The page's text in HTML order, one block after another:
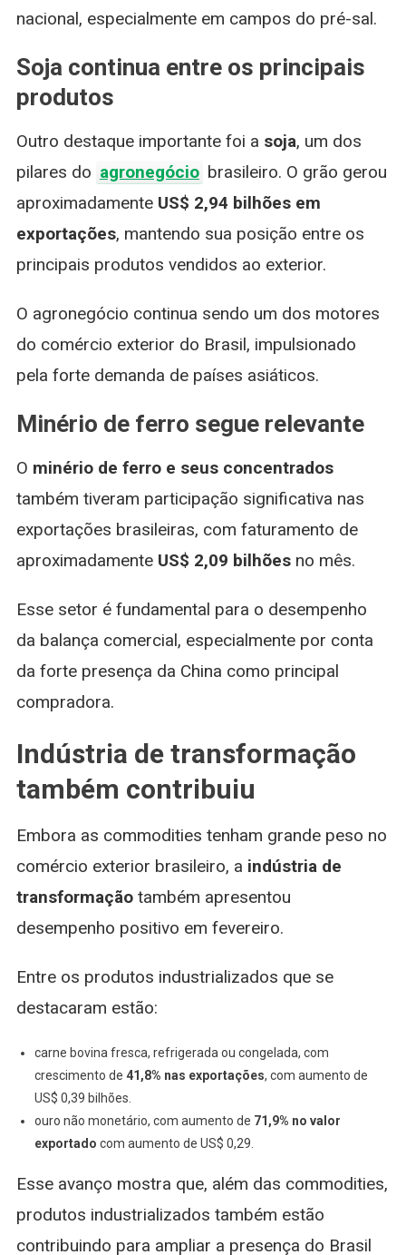
nacional, especialmente em campos do pré-sal.
Soja continua entre os principais
produtos
Outro destaque importante foi a soja, um dos
pilares do agronegócio brasileiro. O grão gerou
aproximadamente US$ 2,94 bilhões em
exportações, mantendo sua posição entre os
principais produtos vendidos ao exterior.
O agronegócio continua sendo um dos motores
do comércio exterior do Brasil, impulsionado
pela forte demanda de países asiáticos.
Minério de ferro segue relevante
O minério de ferro e seus concentrados
também tiveram participação significativa nas
exportações brasileiras, com faturamento de
aproximadamente US$ 2,09 bilhõesno mês.
Esse setor é fundamental para o desempenho
da balança comercial, especialmente por conta
da forte presença da China como principal
compradora.
Indústria de transformação
também contribuiu
Embora as commodities tenham grande peso no
comércio exterior brasileiro, a indústria de
transformaçãotambém apresentou
desempenho positivo em fevereiro.
Entre os produtos industrializados que se
destacaram estão:
carne bovina fresca, refrigerada ou congelada, com
crescimento de 41,8% nas exportações, com aumento de
US$ 0,39 bilhões.
ouro não monetário, com aumento de 71,9% no valor
exportado com aumento de US$ 0,29.
Esse avanço mostra que, além das commodities,
produtos industrializados também estão
contribuindo para ampliar a presença do Brasil